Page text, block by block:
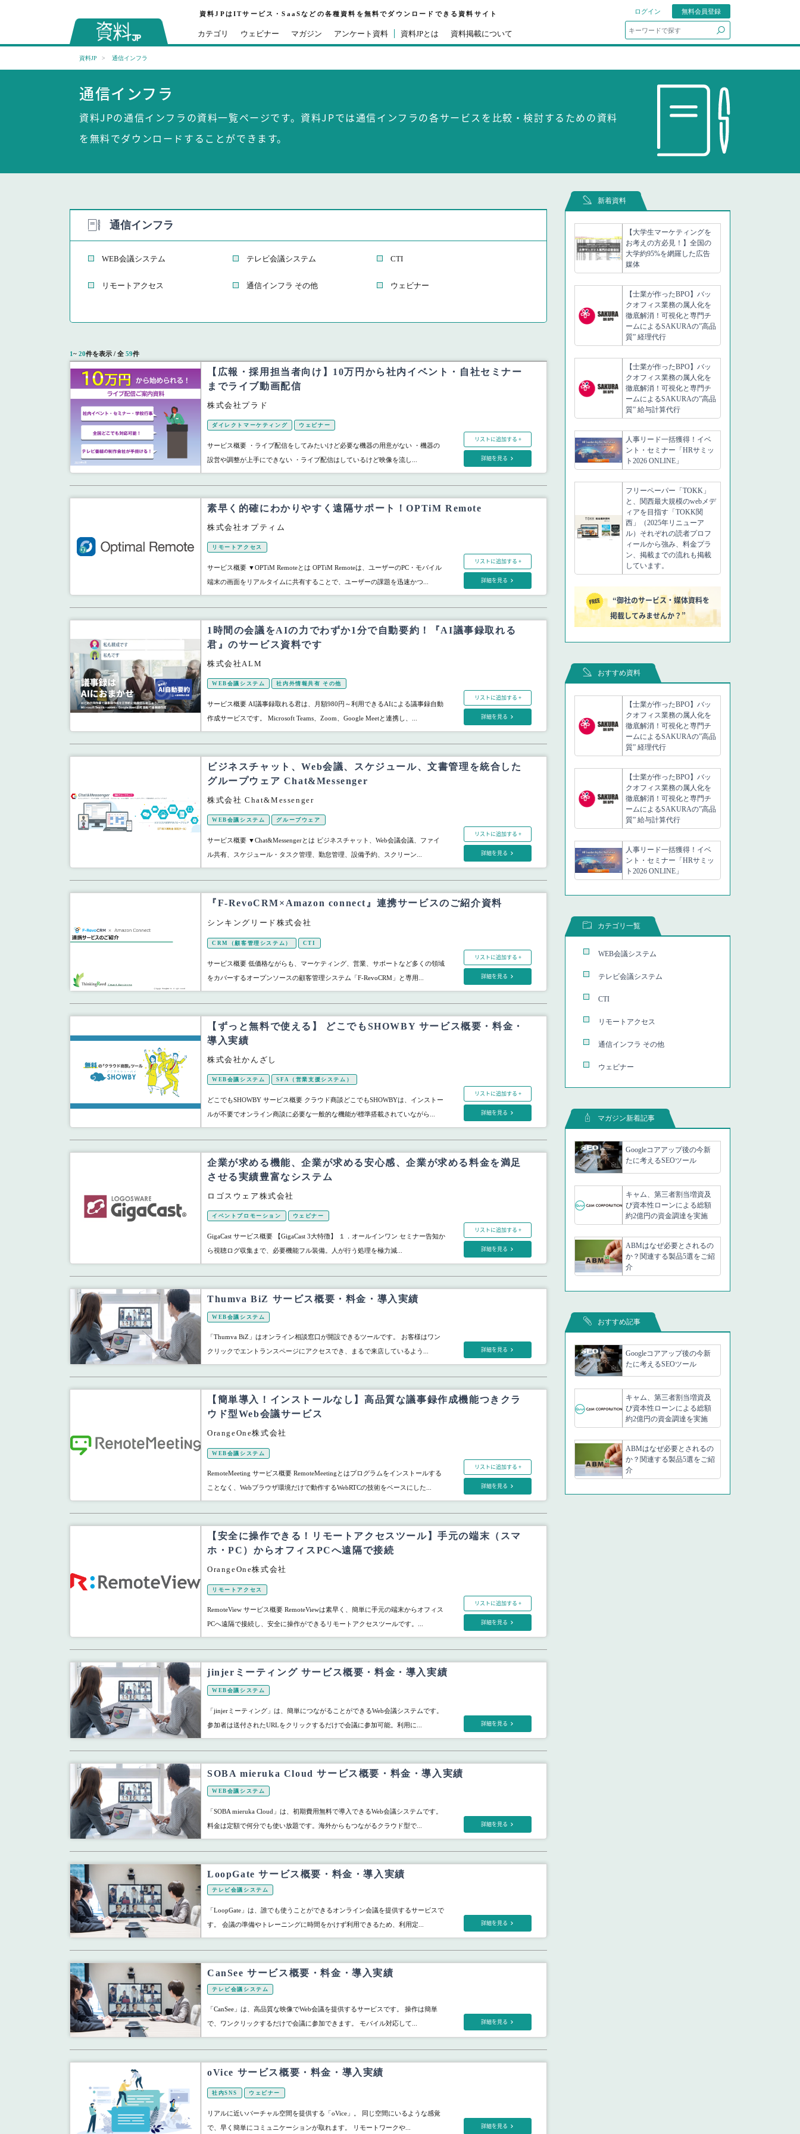
資料JPはITサービス・SaaSなどの各種資料を無料でダウンロードできる資料サイト
カテゴリ ウェビナー マガジン アンケート資料 資料JPとは 資料掲載について
ログイン
無料会員登録
資料JP 通信インフラ
通信インフラ
資料JPの通信インフラの資料一覧ページです。資料JPでは通信インフラの各サービスを比較・検討するための資料
を無料でダウンロードすることができます。
通信インフラ
WEB会議システム テレビ会議システム CTI
リモートアクセス 通信インフラ その他 ウェビナー
1~ 20件を表示 / 全 59件
【広報・採用担当者向け】10万円から社内イベント・自社セミナー
までライブ動画配信
株式会社プラド
ダイレクトマーケティング ウェビナー
サービス概要 ・ライブ配信をしてみたいけど必要な機器の用意がない ・機器の
設営や調整が上手にできない ・ライブ配信はしているけど映像を流し...
リストに追加する +
詳細を見る
素早く的確にわかりやすく遠隔サポート！OPTiM Remote
株式会社オプティム
リモートアクセス
サービス概要 ▼OPTiM Remoteとは OPTiM Remoteは、ユーザーのPC・モバイル
端末の画面をリアルタイムに共有することで、ユーザーの課題を迅速かつ...
リストに追加する +
詳細を見る
1時間の会議をAIの力でわずか1分で自動要約！『AI議事録取れる
君』のサービス資料です
株式会社ALM
WEB会議システム 社内外情報共有 その他
サービス概要 AI議事録取れる君は、月額980円～利用できるAIによる議事録自動
作成サービスです。 Microsoft Teams、Zoom、Google Meetと連携し、...
リストに追加する +
詳細を見る
ビジネスチャット、Web会議、スケジュール、文書管理を統合した
グループウェア Chat&Messenger
株式会社 Chat&Messenger
WEB会議システム グループウェア
サービス概要 ▼Chat&Messengerとは ビジネスチャット、Web会議会議、ファイ
ル共有、スケジュール・タスク管理、勤怠管理、設備予約、スクリーン...
リストに追加する +
詳細を見る
『F-RevoCRM×Amazon connect』連携サービスのご紹介資料
シンキングリード株式会社
CRM（顧客管理システム） CTI
サービス概要 低価格ながらも、マーケティング、営業、サポートなど多くの領域
をカバーするオープンソースの顧客管理システム「F-RevoCRM」と専用...
リストに追加する +
詳細を見る
【ずっと無料で使える】 どこでもSHOWBY サービス概要・料金・
導入実績
株式会社かんざし
WEB会議システム SFA（営業支援システム）
どこでもSHOWBY サービス概要 クラウド商談どこでもSHOWBYは、インストー
ルが不要でオンライン商談に必要な一般的な機能が標準搭載されていながら...
リストに追加する +
詳細を見る
企業が求める機能、企業が求める安心感、企業が求める料金を満足
させる実績豊富なシステム
ロゴスウェア株式会社
イベントプロモーション ウェビナー
GigaCast サービス概要 【GigaCast 3大特徴】 １．オールインワン セミナー告知か
ら視聴ログ収集まで、必要機能フル装備。人が行う処理を極力減...
リストに追加する +
詳細を見る
Thumva BiZ サービス概要・料金・導入実績
WEB会議システム
「Thumva BiZ」はオンライン相談窓口が開設できるツールです。 お客様はワン
クリックでエントランスページにアクセスでき、まるで来店しているよう...
詳細を見る
【簡単導入！インストールなし】高品質な議事録作成機能つきクラ
ウド型Web会議サービス
OrangeOne株式会社
WEB会議システム
RemoteMeeting サービス概要 RemoteMeetingとはプログラムをインストールする
ことなく、Webブラウザ環境だけで動作するWebRTCの技術をベースにした...
リストに追加する +
詳細を見る
【安全に操作できる！リモートアクセスツール】手元の端末（スマ
ホ・PC）からオフィスPCへ遠隔で接続
OrangeOne株式会社
リモートアクセス
RemoteView サービス概要 RemoteViewは素早く、簡単に手元の端末からオフィス
PCへ遠隔で接続し、安全に操作ができるリモートアクセスツールです。...
リストに追加する +
詳細を見る
jinjerミーティング サービス概要・料金・導入実績
WEB会議システム
「jinjerミーティング」は、簡単につながることができるWeb会議システムです。
参加者は送付されたURLをクリックするだけで会議に参加可能。利用に...
詳細を見る
SOBA mieruka Cloud サービス概要・料金・導入実績
WEB会議システム
「SOBA mieruka Cloud」は、初期費用無料で導入できるWeb会議システムです。
料金は定額で何分でも使い放題です。海外からもつながるクラウド型で...
詳細を見る
LoopGate サービス概要・料金・導入実績
テレビ会議システム
「LoopGate」は、誰でも使うことができるオンライン会議を提供するサービスで
す。 会議の準備やトレーニングに時間をかけず利用できるため、利用定...
詳細を見る
CanSee サービス概要・料金・導入実績
テレビ会議システム
「CanSee」は、高品質な映像でWeb会議を提供するサービスです。 操作は簡単
で、ワンクリックするだけで会議に参加できます。 モバイル対応して...
詳細を見る
oVice サービス概要・料金・導入実績
社内SNS ウェビナー
リアルに近いバーチャル空間を提供する「oVice」。 同じ空間にいるような感覚
で、早く簡単にコミュニケーションが取れます。 リモートワークや...
詳細を見る
新着資料
【大学生マーケティングを
お考えの方必見！】全国の
大学約95%を網羅した広告
媒体
【士業が作ったBPO】バッ
クオフィス業務の属人化を
徹底解消！可視化と専門チ
ームによるSAKURAの”高品
質” 経理代行
【士業が作ったBPO】バッ
クオフィス業務の属人化を
徹底解消！可視化と専門チ
ームによるSAKURAの”高品
質” 給与計算代行
人事リード一括獲得！イベ
ント・セミナー「HRサミッ
ト2026 ONLINE」
フリーペーパー「TOKK」
と、関西最大規模のwebメデ
ィアを目指す「TOKK関
西」（2025年リニューア
ル）それぞれの読者プロフ
ィールから強み、料金プラ
ン、掲載までの流れも掲載
しています。
“御社のサービス・媒体資料を
掲載してみませんか？”
おすすめ資料
【士業が作ったBPO】バッ
クオフィス業務の属人化を
徹底解消！可視化と専門チ
ームによるSAKURAの”高品
質” 経理代行
【士業が作ったBPO】バッ
クオフィス業務の属人化を
徹底解消！可視化と専門チ
ームによるSAKURAの”高品
質” 給与計算代行
人事リード一括獲得！イベ
ント・セミナー「HRサミッ
ト2026 ONLINE」
カテゴリ一覧
WEB会議システム
テレビ会議システム
CTI
リモートアクセス
通信インフラ その他
ウェビナー
マガジン新着記事
Googleコアアップ後の今新
たに考えるSEOツール
キャム、第三者割当増資及
び資本性ローンによる総額
約2億円の資金調達を実施
ABMはなぜ必要とされるの
か？関連する製品5選をご紹
介
おすすめ記事
Googleコアアップ後の今新
たに考えるSEOツール
キャム、第三者割当増資及
び資本性ローンによる総額
約2億円の資金調達を実施
ABMはなぜ必要とされるの
か？関連する製品5選をご紹
介